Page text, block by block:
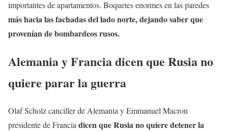
importantes de apartamentos. Boquetes enormes en las paredes
más hacia las fachadas del lado norte, dejando saber que
provenían de bombardeos rusos.
Alemania y Francia dicen que Rusia no
quiere parar la guerra
Olaf Scholz canciller de Alemania y Emmanuel Macron
presidente de Francia dicen que Rusia no quiere detener la